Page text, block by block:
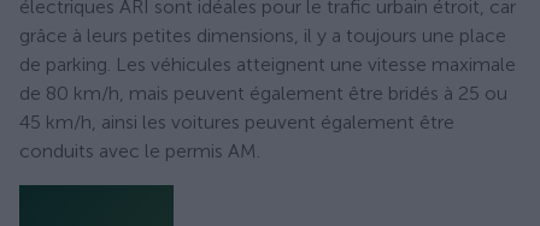
électriques ARI sont idéales pour le trafic urbain étroit, car
grâce à leurs petites dimensions, il y a toujours une place
de parking. Les véhicules atteignent une vitesse maximale
de 80 km/h, mais peuvent également être bridés à 25 ou
45 km/h, ainsi les voitures peuvent également être
conduits avec le permis AM.